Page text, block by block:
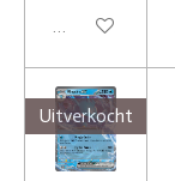
In winkelwagen
Uitverkocht